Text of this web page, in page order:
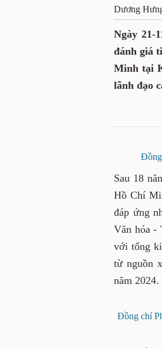
Dương
Ngày 21-
đánh giá
Minh tại
lãnh đạo
Đồng
Sau 18
Hồ Chí
đáp ứng
Văn hóa -
với tổng
từ nguồn
năm 2024.
Đồng chí